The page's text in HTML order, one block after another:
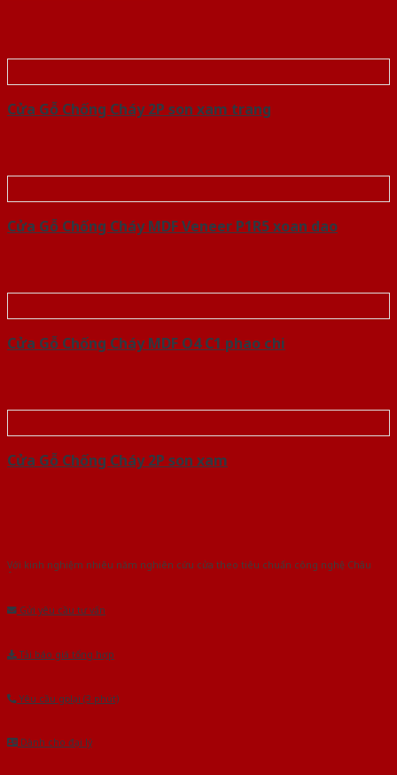
Cửa Gỗ Chống Cháy 2P son xam trang
Cửa Gỗ Chống Cháy MDF Veneer P1R5 xoan dao
Cửa Gỗ Chống Cháy MDF O4 C1 phao chi
Cửa Gỗ Chống Cháy 2P son xam
Với kinh nghiệm nhiêu năm nghiên cứu cửa theo tiêu chuẩn công nghệ Châu
Âu.Chúng tôi tự tin là nhà sản xuất & cung cấp hàng đầu tại Việt Nam!
Gửi yêu cầu tư vấn
Tải báo giá tổng hợp
Yêu cầu gọi lại (3 phút)
Dành cho đại lý